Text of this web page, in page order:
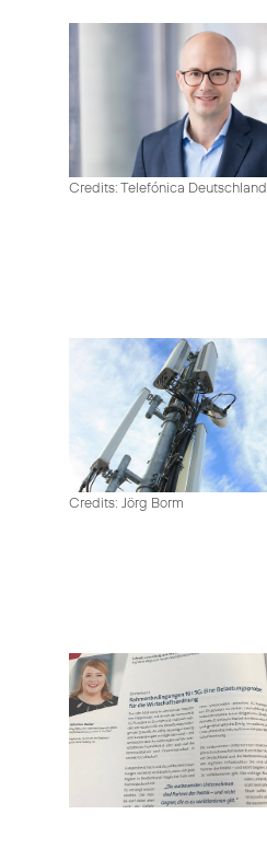
Credits: Telefónica Deutschland
Credits: Jörg Borm